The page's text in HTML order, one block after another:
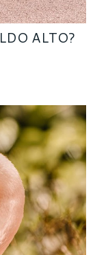
ALTO?